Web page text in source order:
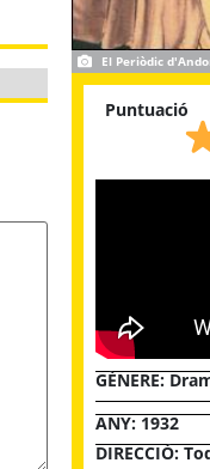
El Periòdic
Puntuació
GÈNERE:
ANY: 1932
DIRECCIÓ: